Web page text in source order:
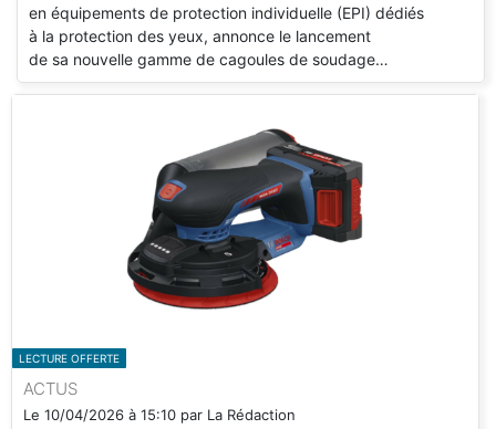
en équipements de protection individuelle (EPI) dédiés
à la protection des yeux, annonce le lancement
de sa nouvelle gamme de cagoules de soudage…
LECTURE OFFERTE
ACTUS
Le 10/04/2026 à 15:10 par La Rédaction